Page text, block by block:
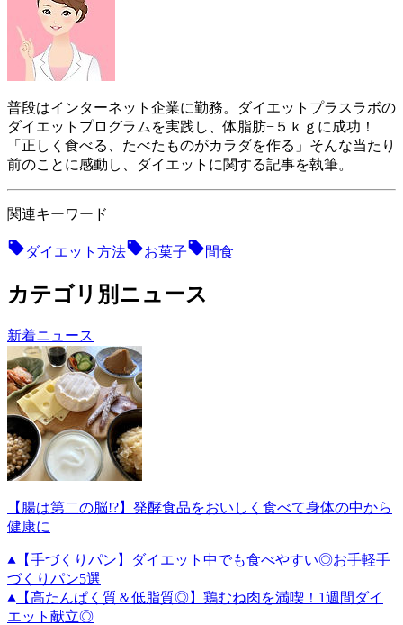
普段はインターネット企業に勤務。ダイエットプラスラボの
ダイエットプログラムを実践し、体脂肪−５ｋｇに成功！
「正しく食べる、たべたものがカラダを作る」そんな当たり
前のことに感動し、ダイエットに関する記事を執筆。
関連キーワード
ダイエット方法 お菓子 間食
カテゴリ別ニュース
新着ニュース
【腸は第二の脳!?】発酵食品をおいしく食べて身体の中から
健康に
【手づくりパン】ダイエット中でも食べやすい◎お手軽手
づくりパン5選
【高たんぱく質＆低脂質◎】鶏むね肉を満喫！1週間ダイ
エット献立◎